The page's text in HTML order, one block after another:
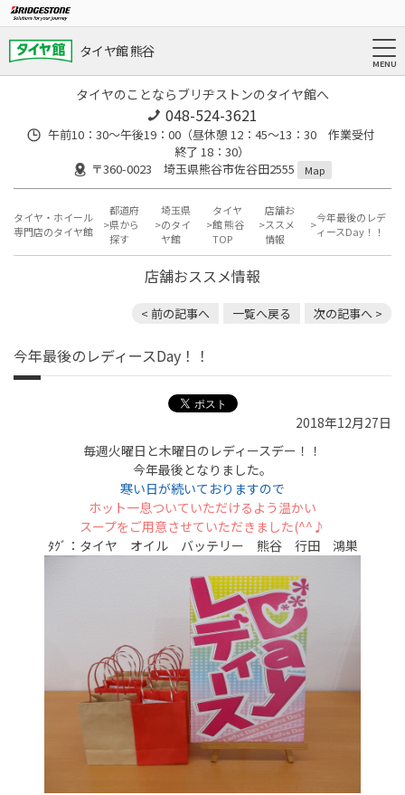
タイヤ館 熊谷
タイヤのことならブリヂストンのタイヤ館へ
048-524-3621
午前10：30～午後19：00（昼休憩 12：45～13：30 作業受付
終了 18：30）
〒360-0023 埼玉県熊谷市佐谷田2555
Map
タイヤ・ホイール
専門店のタイヤ館
都道府
県から
探す
埼玉県
のタイ
ヤ館
タイヤ
館 熊谷
TOP
店舗お
ススメ
情報
今年最後のレデ
ィースDay！！
店舗おススメ情報
< 前の記事へ 一覧へ戻る 次の記事へ >
今年最後のレディースDay！！
2018年12月27日
毎週火曜日と木曜日のレディースデー！！
今年最後となりました。
寒い日が続いておりますので
ホット一息ついていただけるよう温かい
スープをご用意させていただきました(^^♪
ﾀｸﾞ：タイヤ オイル バッテリー 熊谷 行田 鴻巣